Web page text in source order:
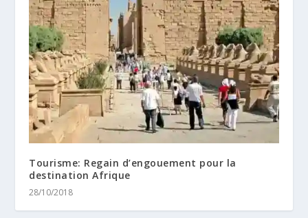
Tourisme: Regain d’engouement pour la
destination Afrique
28/10/2018